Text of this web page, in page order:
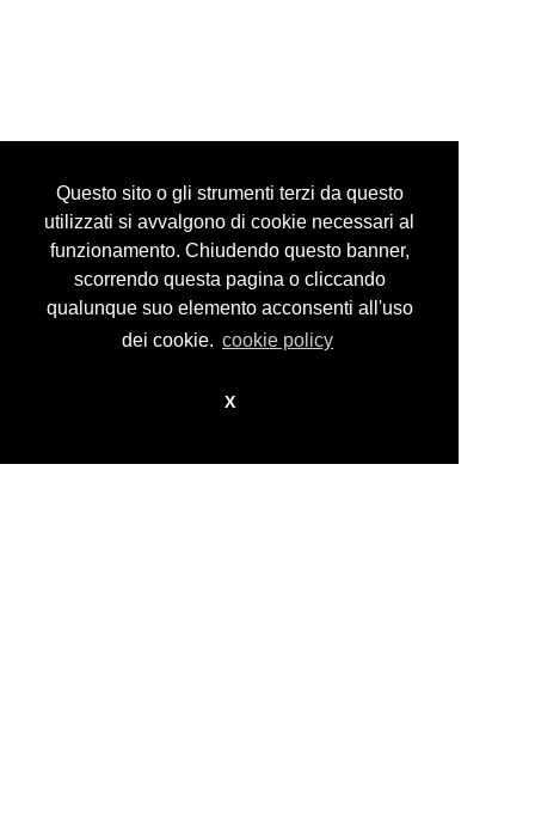
Questo sito o gli strumenti terzi da questo
utilizzati si avvalgono di cookie necessari al
funzionamento. Chiudendo questo banner,
scorrendo questa pagina o cliccando
qualunque suo elemento acconsenti all'uso
dei cookie. cookie policy
X
Privacy Policy
© guidocosta projects 2016 - 2026
design bynikita workstation web_sign